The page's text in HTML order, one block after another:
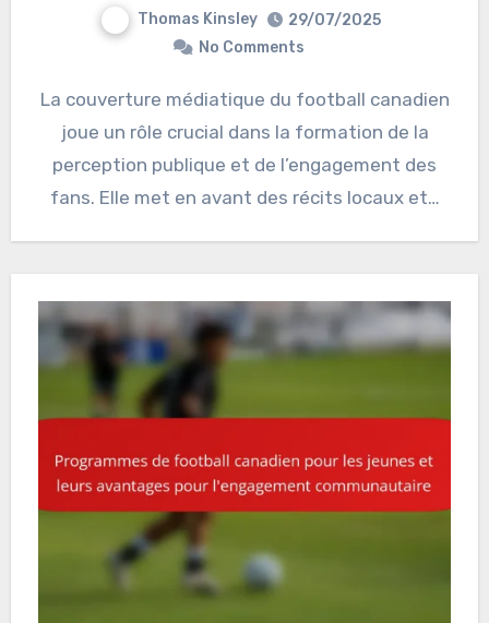
Thomas Kinsley
29/07/2025
No Comments
La couverture médiatique du football canadien
joue un rôle crucial dans la formation de la
perception publique et de l’engagement des
fans. Elle met en avant des récits locaux et…